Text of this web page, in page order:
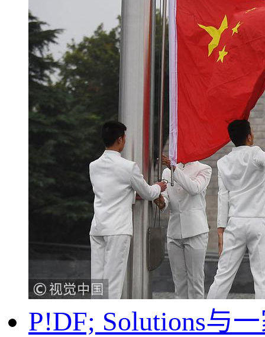
P!DF; Solutions与